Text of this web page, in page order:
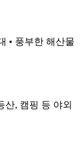
• 풍부한 해산물
산, 캠핑 등 야외